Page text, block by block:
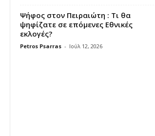
Ψήφος στον Πειραιώτη : Τι θα
ψηφίζατε σε επόμενες Εθνικές
εκλογές?
Petros Psarras - Ιούλ 12, 2026